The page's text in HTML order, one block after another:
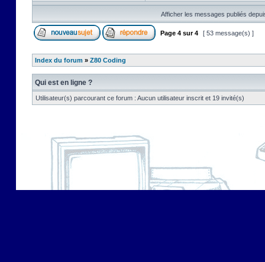
Afficher les messages publiés
Page 4 sur4 [ 53 message(s) ]
Index du forum » Z80 Coding
Qui est en ligne ?
Utilisateur(s) parcourant ce forum : Aucun utilisateur inscrit et 19 invité(s)